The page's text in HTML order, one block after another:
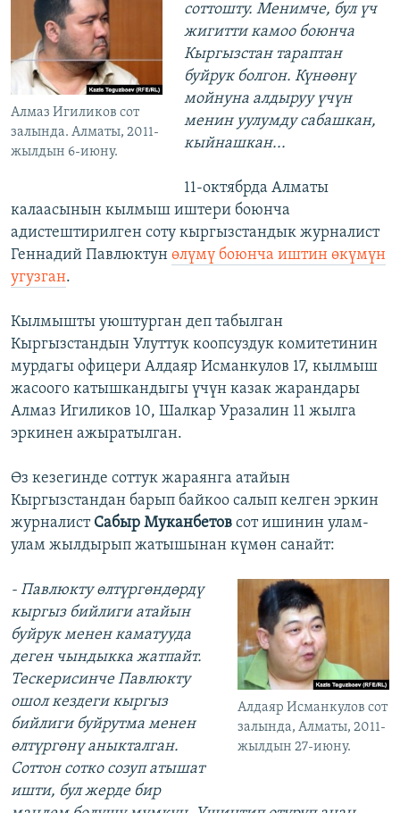
Алмаз Игиликов сот
залында. Алматы, 2011-
жылдын 6-июну.
соттошту. Менимче, бул үч
жигитти камоо боюнча
Кыргызстан тараптан
буйрук болгон. Күнөөнү
мойнуна алдыруу үчүн
менин уулумду сабашкан,
кыйнашкан...
11-октябрда Алматы
калаасынын кылмыш иштери боюнча
адистештирилген соту кыргызстандык журналист
Геннадий Павлюктун өлүмү боюнча иштин өкүмүн
угузган.
Кылмышты уюштурган деп табылган
Кыргызстандын Улуттук коопсуздук комитетинин
мурдагы офицери Алдаяр Исманкулов 17, кылмыш
жасоого катышкандыгы үчүн казак жарандары
Алмаз Игиликов 10, Шалкар Уразалин 11 жылга
эркинен ажыратылган.
Өз кезегинде соттук жараянга атайын
Кыргызстандан барып байкоо салып келген эркин
журналист Сабыр Муканбетов сот ишинин улам-
улам жылдырып жатышынан күмөн санайт:
Алдаяр Исманкулов сот
залында, Алматы, 2011-
жылдын 27-июну.
- Павлюкту өлтүргөндөрдү
кыргыз бийлиги атайын
буйрук менен каматууда
деген чындыкка жатпайт.
Тескерисинче Павлюкту
ошол кездеги кыргыз
бийлиги буйрутма менен
өлтүргөнү аныкталган.
Соттон сотко созуп атышат
ишти, бул жерде бир